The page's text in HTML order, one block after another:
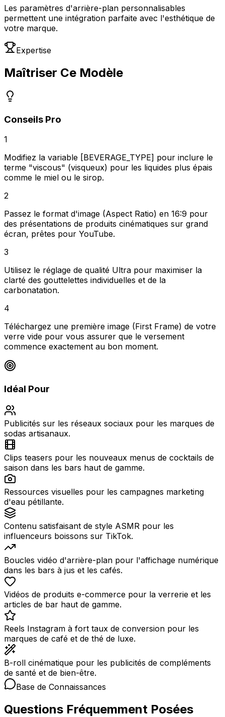
Les paramètres d'arrière-plan personnalisables
permettent une intégration parfaite avec l'esthétique de
votre marque.
Expertise
Maîtriser Ce Modèle
Conseils Pro
1
Modifiez la variable [BEVERAGE_TYPE] pour inclure le
terme "viscous" (visqueux) pour les liquides plus épais
comme le miel ou le sirop.
2
Passez le format d'image (Aspect Ratio) en 16:9 pour
des présentations de produits cinématiques sur grand
écran, prêtes pour YouTube.
3
Utilisez le réglage de qualité Ultra pour maximiser la
clarté des gouttelettes individuelles et de la
carbonatation.
4
Téléchargez une première image (First Frame) de votre
verre vide pour vous assurer que le versement
commence exactement au bon moment.
Idéal Pour
Publicités sur les réseaux sociaux pour les marques de
sodas artisanaux.
Clips teasers pour les nouveaux menus de cocktails de
saison dans les bars haut de gamme.
Ressources visuelles pour les campagnes marketing
d'eau pétillante.
Contenu satisfaisant de style ASMR pour les
influenceurs boissons sur TikTok.
Boucles vidéo d'arrière-plan pour l'affichage numérique
dans les bars à jus et les cafés.
Vidéos de produits e-commerce pour la verrerie et les
articles de bar haut de gamme.
Reels Instagram à fort taux de conversion pour les
marques de café et de thé de luxe.
B-roll cinématique pour les publicités de compléments
de santé et de bien-être.
Base de Connaissances
Questions Fréquemment Posées